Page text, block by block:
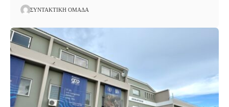
ΣΥΝΤΑΚΤΙΚΉ ΟΜΆΔΑ